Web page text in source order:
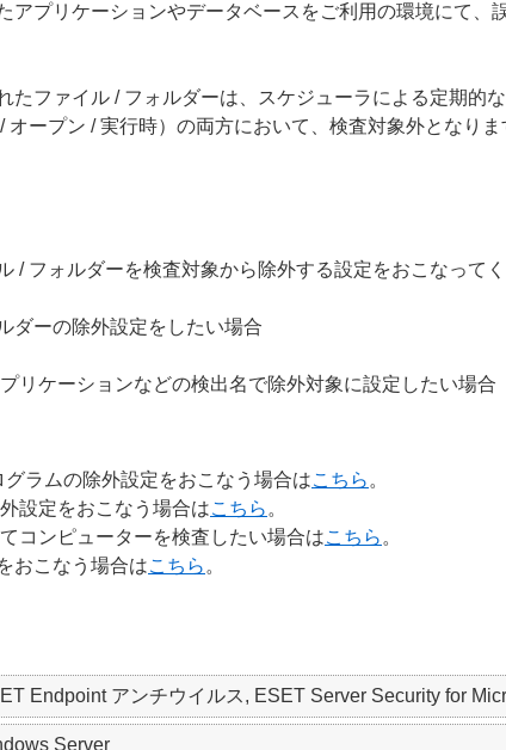
アプリケーションやデータベースをご利用の環境にて、
たファイル / フォルダーは、スケジューラによる定期的
ープン / 実行時）の両方において、検査対象外となりま
/ フォルダーを検査対象から除外する設定をおこなってく
ダーの除外設定をしたい場合
リケーションなどの検出名で除外対象に設定したい場合
ラムの除外設定をおこなう場合はこちら 。
設定をおこなう場合はこちら 。
コンピューターを検査したい場合はこちら 。
おこなう場合はこちら 。
Endpoint アンチウイルス, ESET Server Security for
Server